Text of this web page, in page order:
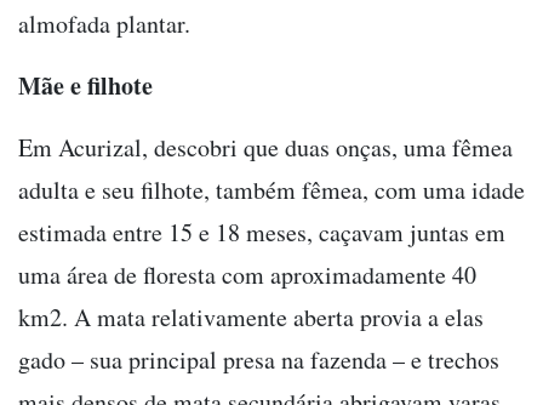
almofada plantar.
Mãe e filhote
Em Acurizal, descobri que duas onças, uma fêmea
adulta e seu filhote, também fêmea, com uma idade
estimada entre 15 e 18 meses, caçavam juntas em
uma área de floresta com aproximadamente 40
km2. A mata relativamente aberta provia a elas
gado – sua principal presa na fazenda – e trechos